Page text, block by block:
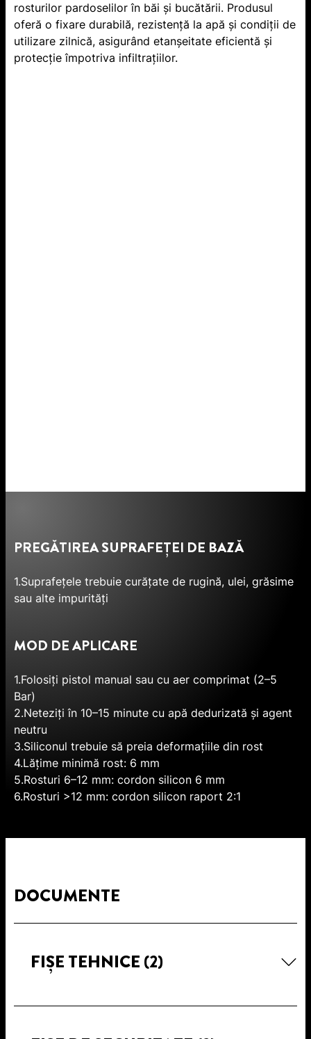
rosturilor pardoselilor în băi și bucătării. Produsul
oferă o fixare durabilă, rezistență la apă și condiții de
utilizare zilnică, asigurând etanșeitate eficientă și
protecție împotriva infiltrațiilor.
PREGĂTIREA SUPRAFEȚEI DE BAZĂ
1.Suprafețele trebuie curățate de rugină, ulei, grăsime
sau alte impurități
MOD DE APLICARE
1.Folosiți pistol manual sau cu aer comprimat (2–5
Bar)
2.Neteziți în 10–15 minute cu apă dedurizată și agent
neutru
3.Siliconul trebuie să preia deformațiile din rost
4.Lățime minimă rost: 6 mm
5.Rosturi 6–12 mm: cordon silicon 6 mm
6.Rosturi >12 mm: cordon silicon raport 2:1
DOCUMENTE
FIȘE TEHNICE (2)